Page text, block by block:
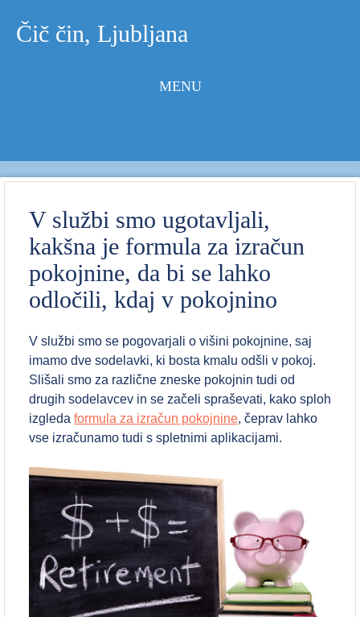
Čič čin, Ljubljana
MENU
V službi smo ugotavljali,
kakšna je formula za izračun
pokojnine, da bi se lahko
odločili, kdaj v pokojnino
V službi smo se pogovarjali o višini pokojnine, saj
imamo dve sodelavki, ki bosta kmalu odšli v pokoj.
Slišali smo za različne zneske pokojnin tudi od
drugih sodelavcev in se začeli spraševati, kako sploh
izgleda formula za izračun pokojnine, čeprav lahko
vse izračunamo tudi s spletnimi aplikacijami.